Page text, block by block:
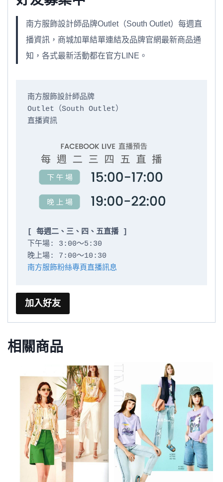
南方服飾設計師品牌Outlet（South Outlet）每週直
播資訊，商城加單結單連結及品牌官網最新商品通
知，各式最新活動都在官方LINE。
南方服飾設計師品牌
Outlet（South Outlet）
直播資訊
[ 每週二、三、四、五直播 ]
下午場: 3:00～5:30
南方服飾粉絲專頁直播訊息
加入好友
相關商品